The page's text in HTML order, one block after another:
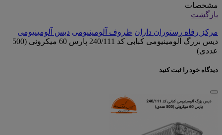
مشخصات
بازگشت
مرکز رفاه رستوران داران ظروف آلومینیومی دیس آلومینیومی
دیس بزرگ آلومینیومی کبابی کد 240/111 پارس 60 میکرونی (500
عددی)
دیدگاه خود را ثبت کنید